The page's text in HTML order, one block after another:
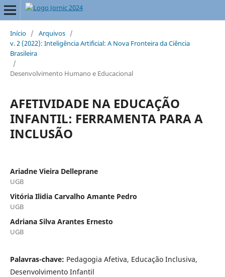
Início / Arquivos /
v. 2 (2022): Inteligência Artificial: A Nova Fronteira da Ciência
Brasileira
/
Desenvolvimento Humano e Educacional
AFETIVIDADE NA EDUCAÇÃO
INFANTIL: FERRAMENTA PARA A
INCLUSÃO
Ariadne Vieira Delleprane
UGB
Vitória Ilidia Carvalho Amante Pedro
UGB
Adriana Silva Arantes Ernesto
UGB
Palavras-chave: Pedagogia Afetiva, Educação Inclusiva,
Desenvolvimento Infantil